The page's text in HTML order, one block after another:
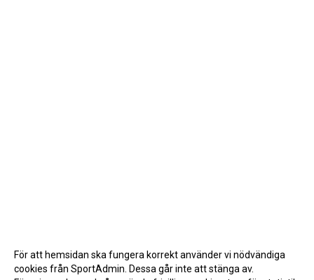
För att hemsidan ska fungera korrekt använder vi nödvändiga
cookies från SportAdmin. Dessa går inte att stänga av.